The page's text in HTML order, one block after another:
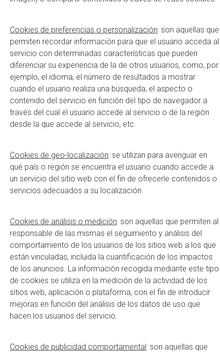
Cookies de preferencias o personalización: son aquellas que
permiten recordar información para que el usuario acceda al
servicio con determinadas características que pueden
diferenciar su experiencia de la de otros usuarios, como, por
ejemplo, el idioma, el número de resultados a mostrar
cuando el usuario realiza una búsqueda, el aspecto o
contenido del servicio en función del tipo de navegador a
través del cual el usuario accede al servicio o de la región
desde la que accede al servicio, etc.
Cookies de geo-localización: se utilizan para averiguar en
qué país o región se encuentra el usuario cuando accede a
un servicio del sitio web con el fin de ofrecerle contenidos o
servicios adecuados a su localización.
Cookies de análisis o medición: son aquellas que permiten al
responsable de las mismas el seguimiento y análisis del
comportamiento de los usuarios de los sitios web a los que
están vinculadas, incluida la cuantificación de los impactos
de los anuncios. La información recogida mediante este tipo
de cookies se utiliza en la medición de la actividad de los
sitios web, aplicación o plataforma, con el fin de introducir
mejoras en función del análisis de los datos de uso que
hacen los usuarios del servicio.
Cookies de publicidad comportamental: son aquellas que